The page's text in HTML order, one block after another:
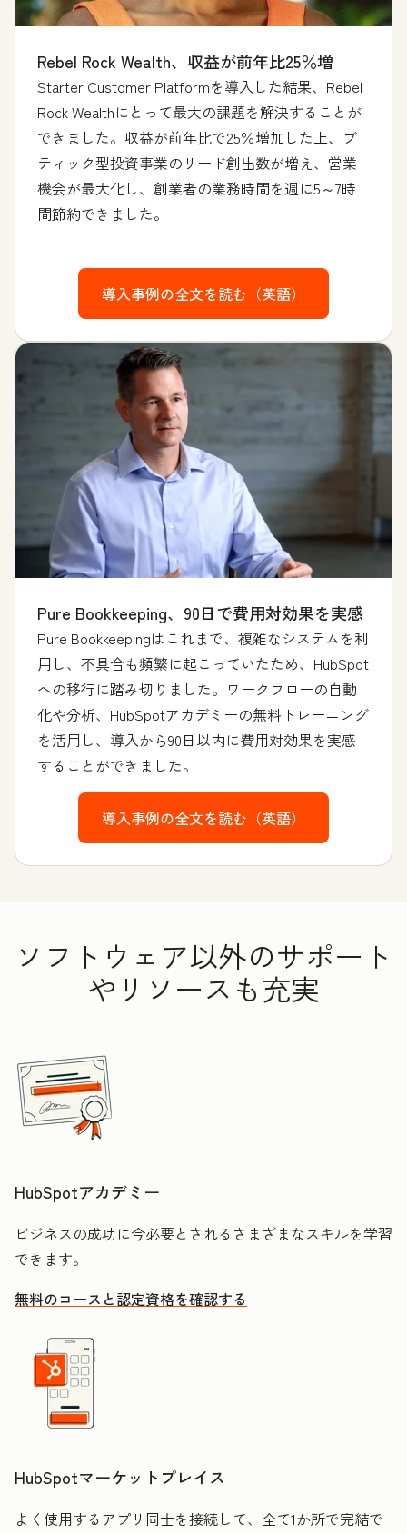
Rebel Rock Wealth、収益が前年比25％増
Starter Customer Platformを導入した結果、Rebel
Rock Wealthにとって最大の課題を解決することが
できました。収益が前年比で25％増加した上、ブ
ティック型投資事業のリード創出数が増え、営業
機会が最大化し、創業者の業務時間を週に5～7時
間節約できました。
導入事例の全文を読む（英語）
Pure Bookkeeping、90日で費用対効果を実感
Pure Bookkeepingはこれまで、複雑なシステムを利
用し、不具合も頻繁に起こっていたため、HubSpot
への移行に踏み切りました。ワークフローの自動
化や分析、HubSpotアカデミーの無料トレーニング
を活用し、導入から90日以内に費用対効果を実感
することができました。
導入事例の全文を読む（英語）
ソフトウェア以外のサポート
やリソースも充実
HubSpotアカデミー
ビジネスの成功に今必要とされるさまざまなスキルを学習
できます。
無料のコースと認定資格を確認する
HubSpotマーケットプレイス
よく使用するアプリ同士を接続して、全て1か所で完結で